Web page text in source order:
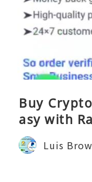
Buy
asy with
Luis